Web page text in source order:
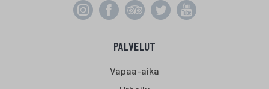
PALVELUT
Vapaa-aika